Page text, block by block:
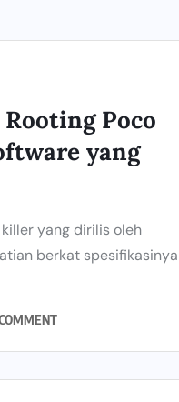
Poco
yang
yang dirilis oleh
berkat spesifikasinya